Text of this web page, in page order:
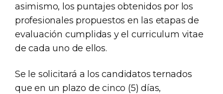
asimismo, los puntajes obtenidos por los
profesionales propuestos en las etapas de
evaluación cumplidas y el curriculum vitae
de cada uno de ellos.
Se le solicitará a los candidatos ternados
que en un plazo de cinco (5) días,